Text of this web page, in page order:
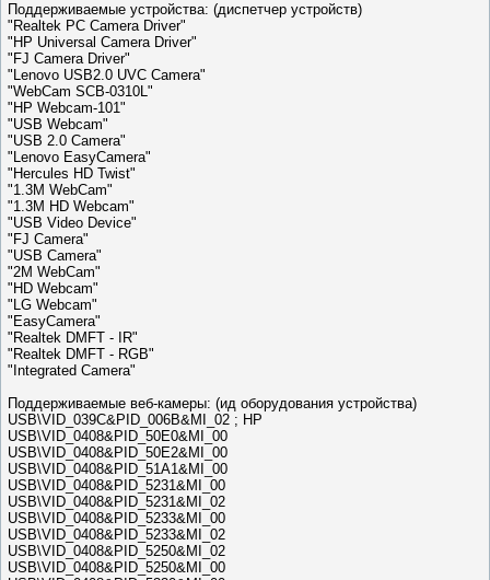
Поддерживаемые устройства: (диспетчер устройств)
"Realtek PC Camera Driver"
"HP Universal Camera Driver"
"FJ Camera Driver"
"Lenovo USB2.0 UVC Camera"
"WebCam SCB-0310L"
"HP Webcam-101"
"USB Webcam"
"USB 2.0 Camera"
"Lenovo EasyCamera"
"Hercules HD Twist"
"1.3M WebCam"
"1.3M HD Webcam"
"USB Video Device"
"FJ Camera"
"USB Camera"
"2M WebCam"
"HD Webcam"
"LG Webcam"
"EasyCamera"
"Realtek DMFT - IR"
"Realtek DMFT - RGB"
"Integrated Camera"
Поддерживаемые веб-камеры: (ид оборудования устройства)
USB\VID_039C&PID_006B&MI_02 ; HP
USB\VID_0408&PID_50E0&MI_00
USB\VID_0408&PID_50E2&MI_00
USB\VID_0408&PID_51A1&MI_00
USB\VID_0408&PID_5231&MI_00
USB\VID_0408&PID_5231&MI_02
USB\VID_0408&PID_5233&MI_00
USB\VID_0408&PID_5233&MI_02
USB\VID_0408&PID_5250&MI_02
USB\VID_0408&PID_5250&MI_00